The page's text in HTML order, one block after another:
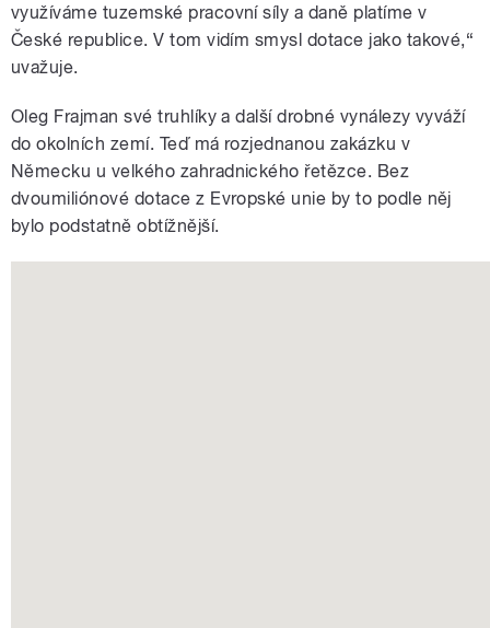
využíváme tuzemské pracovní síly a daně platíme v
České republice. V tom vidím smysl dotace jako takové,“
uvažuje.
Oleg Frajman své truhlíky a další drobné vynálezy vyváží
do okolních zemí. Teď má rozjednanou zakázku v
Německu u velkého zahradnického řetězce. Bez
dvoumiliónové dotace z Evropské unie by to podle něj
bylo podstatně obtížnější.